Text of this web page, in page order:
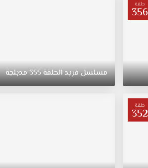
حلقة
356
مسلسلفريدالحلقة355مدبلجة
حلقة
352